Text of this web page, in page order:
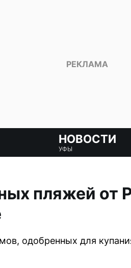
НОВОСТИ
УФЫ
пляжей от
одобренных для